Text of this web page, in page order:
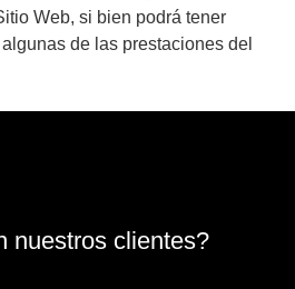
Web, si bien podrá tener
de las prestaciones del
nuestros clientes?